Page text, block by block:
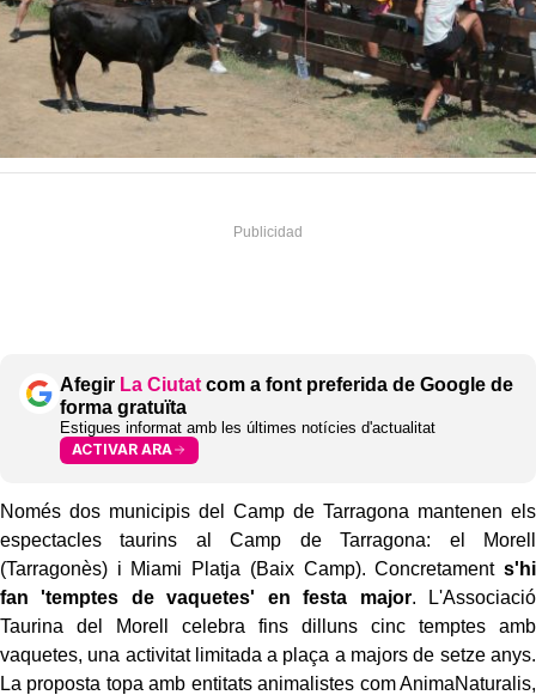
Afegir La Ciutat com a font preferida de Google de
forma gratuïta
Estigues informat amb les últimes notícies d'actualitat
ACTIVAR ARA
Només dos municipis del Camp de Tarragona mantenen els
espectacles taurins al Camp de Tarragona: el Morell
(Tarragonès) i Miami Platja (Baix Camp). Concretaments'hi
fan 'temptes de vaquetes' en festa major. L'Associació
Taurina del Morell celebra fins dilluns cinc temptes amb
vaquetes, una activitat limitada a plaça a majors de setze anys.
La proposta topa amb entitats animalistes com AnimaNaturalis,